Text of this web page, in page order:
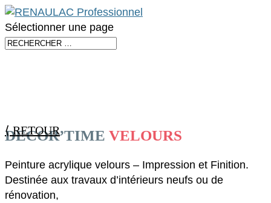
Sélectionner une page
⟨ RETOUR
DECOR’TIME VELOURS
Peinture acrylique velours – Impression et Finition.
Destinée aux travaux d’intérieurs neufs ou de
rénovation,